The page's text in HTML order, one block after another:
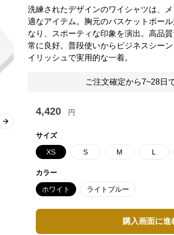
Next slide
洗練されたデザインのワイシャツは、
適なアイテム。胸元のバスケットボー
なり、スポーティな印象を演出。高品
常に良好。普段使いからビジネスシー
イリッシュで実用的な一着。
ご注文確定から7~28日
4,420 円
サイズ
XS S M L
カラー
ホワイト ライトブルー
購入画面に進